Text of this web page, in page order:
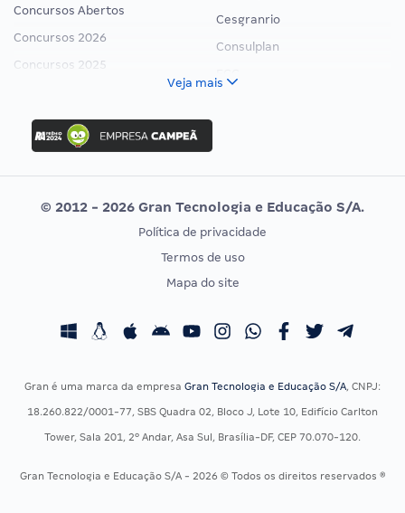
Concursos Abertos
Concursos 2026
Concursos 2025
Concurso Nacional Unificado
Concurso Ibama
Concurso MPU
Editais publicados
Cesgranrio
Consulplan
Vunesp
CONCURSOS POR PROFISSÃO
Concursos Fiscais
Residência Multiprofissional
EXAME DE ORDEM
Calendário OAB
Veja mais
© 2012 - 2026 Gran Tecnologia e Educação S/A.
Política de privacidade
Termos de uso
Mapa do site
Gran é uma marca da empresa Gran Tecnologia e Educação S/A, CNPJ:
18.260.822/0001-77, SBS Quadra 02, Bloco J, Lote 10, Edifício Carlton
Tower, Sala 201, 2º Andar, Asa Sul, Brasília-DF, CEP 70.070-120.
Gran Tecnologia e Educação S/A - 2026 © Todos os direitos reservados ®